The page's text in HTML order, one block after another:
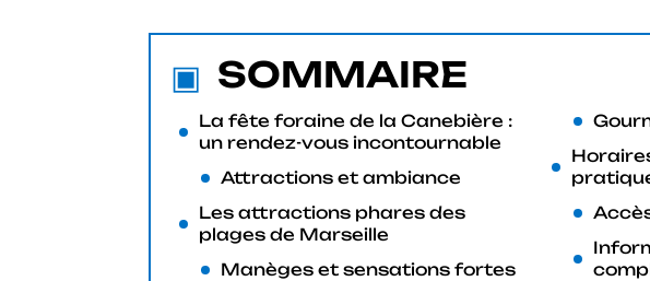
SOMMAIRE
La fête foraine de la Canebière :
un rendez-vous incontournable
Attractions et ambiance
Les attractions phares des
plages de Marseille
Manèges et sensations fortes